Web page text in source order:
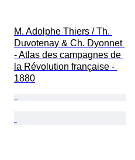
M. Adolphe Thiers / Th.
Duvotenay & Ch. Dyonnet
- Atlas des campagnes de
la Révolution française -
1880